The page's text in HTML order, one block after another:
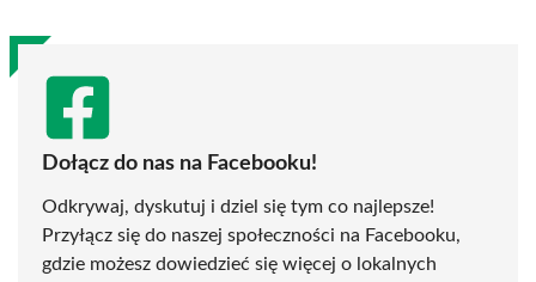
Dołącz do nas na Facebooku!
Odkrywaj, dyskutuj i dziel się tym co najlepsze!
Przyłącz się do naszej społeczności na Facebooku,
gdzie możesz dowiedzieć się więcej o lokalnych